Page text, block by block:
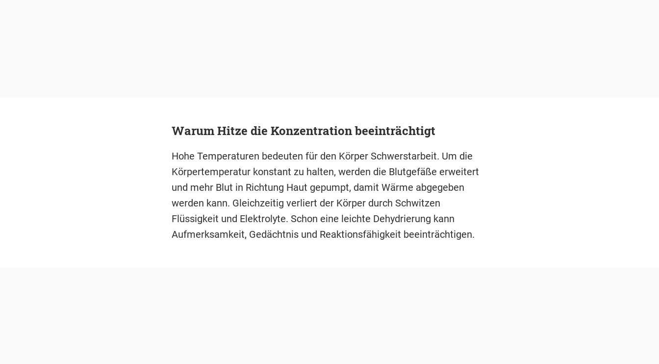
Warum Hitze die Konzentration beeinträchtigt
Hohe Temperaturen bedeuten für den Körper Schwerstarbeit. Um die
Körpertemperatur konstant zu halten, werden die Blutgefäße erweitert
und mehr Blut in Richtung Haut gepumpt, damit Wärme abgegeben
werden kann. Gleichzeitig verliert der Körper durch Schwitzen
Flüssigkeit und Elektrolyte. Schon eine leichte Dehydrierung kann
Aufmerksamkeit, Gedächtnis und Reaktionsfähigkeit beeinträchtigen.